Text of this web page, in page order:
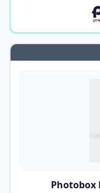
Photobox